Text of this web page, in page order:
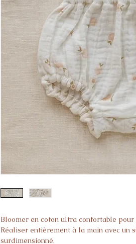
Bloomer en coton ultra confortable pour
Réaliser entièrement à la main avec un
surdimensionné.